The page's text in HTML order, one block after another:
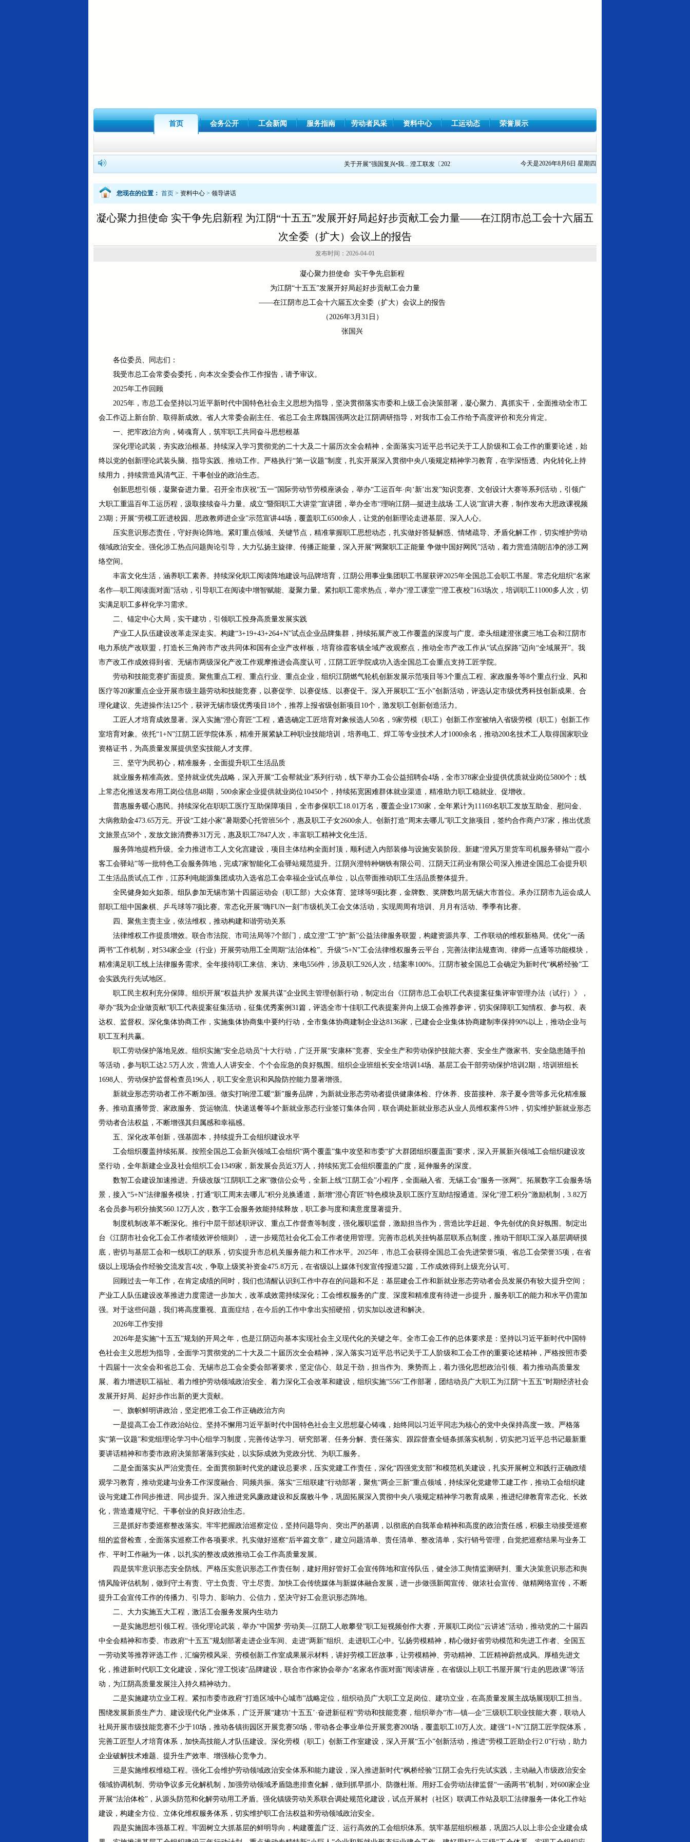
首页 会务公开 工会新闻 服务指南 劳动者风采 资料中心 工运动态 荣誉展示
关于开展“强国复兴•我... 澄工联发〔2021〕1号关... 今天是2026年8月6日 星期四
您现在的位置： 首页 > 资料中心 > 领导讲话
凝心聚力担使命 实干争先启新程 为江阴“十五五”发展开好局起好步贡献工会力量——在江阴市总工会十六届五
次全委（扩大）会议上的报告
发布时间：2026-04-01
凝心聚力担使命 实干争先启新程
为江阴“十五五”发展开好局起好步贡献工会力量
——在江阴市总工会十六届五次全委（扩大）会议上的报告
（2026年3月31日）
张国兴
各位委员、同志们：
我受市总工会常委会委托，向本次全委会作工作报告，请予审议。
2025年工作回顾
2025年，市总工会坚持以习近平新时代中国特色社会主义思想为指导，坚决贯彻落实市委和上级工会决策部署，凝心聚力、真抓实干，全面推动全市工
会工作迈上新台阶、取得新成效。省人大常委会副主任、省总工会主席魏国强两次赴江阴调研指导，对我市工会工作给予高度评价和充分肯定。
一、把牢政治方向，铸魂育人，筑牢职工共同奋斗思想根基
深化理论武装，夯实政治根基。持续深入学习贯彻党的二十大及二十届历次全会精神，全面落实习近平总书记关于工人阶级和工会工作的重要论述，始
终以党的创新理论武装头脑、指导实践、推动工作。严格执行“第一议题”制度，扎实开展深入贯彻中央八项规定精神学习教育，在学深悟透、内化转化上持
续用力，持续营造风清气正、干事创业的政治生态。
创新思想引领，凝聚奋进力量。召开全市庆祝“五一”国际劳动节劳模座谈会，举办“工运百年·向‘新’出发”知识竞赛、文创设计大赛等系列活动，引领广
大职工重温百年工运历程，汲取接续奋斗力量。成立“暨阳职工大讲堂”宣讲团，举办全市“理响江阴—挺进主战场·工人说”宣讲大赛，制作发布大思政课视频
23期；开展“劳模工匠进校园、思政教师进企业”示范宣讲44场，覆盖职工6500余人，让党的创新理论走进基层、深入人心。
压实意识形态责任，守好舆论阵地。紧盯重点领域、关键节点，精准掌握职工思想动态，扎实做好答疑解惑、情绪疏导、矛盾化解工作，切实维护劳动
领域政治安全。强化涉工热点问题舆论引导，大力弘扬主旋律、传播正能量，深入开展“网聚职工正能量 争做中国好网民”活动，着力营造清朗洁净的涉工网
络空间。
丰富文化生活，涵养职工素养。持续深化职工阅读阵地建设与品牌培育，江阴公用事业集团职工书屋获评2025年全国总工会职工书屋。常态化组织“名家
名作—职工阅读面对面”活动，引导职工在阅读中增智赋能、凝聚力量。紧扣职工需求热点，举办“澄工课堂”“澄工夜校”163场次，培训职工11000多人次，切
实满足职工多样化学习需求。
二、锚定中心大局，实干建功，引领职工投身高质量发展实践
产业工人队伍建设改革走深走实。构建“3+19+43+264+N”试点企业品牌集群，持续拓展产改工作覆盖的深度与广度。牵头组建澄张虞三地工会和江阴市
电力系统产改联盟，打造长三角跨市产改共同体和国有企业产改样板，培育徐霞客镇全域产改观察点，推动全市产改工作从“试点探路”迈向“全域展开”。我
市产改工作成效得到省、无锡市两级深化产改工作观摩推进会高度认可，江阴工匠学院成功入选全国总工会重点支持工匠学院。
劳动和技能竞赛扩面提质。聚焦重点工程、重点行业、重点企业，组织江阴燃气轮机创新发展示范项目等3个重点工程、家政服务等8个重点行业、风和
医疗等20家重点企业开展市级主题劳动和技能竞赛，以赛促学、以赛促练、以赛促干。深入开展职工“五小”创新活动，评选认定市级优秀科技创新成果、合
理化建议、先进操作法125个，获评无锡市级优秀项目18个，推荐上报省级创新项目10个，激发职工创新创造活力。
工匠人才培育成效显著。深入实施“澄心育匠”工程，遴选确定工匠培育对象候选人50名，9家劳模（职工）创新工作室被纳入省级劳模（职工）创新工作
室培育对象。依托“1+N”江阴工匠学院体系，精准开展紧缺工种职业技能培训，培养电工、焊工等专业技术人才1000余名，推动200名技术工人取得国家职业
资格证书，为高质量发展提供坚实技能人才支撑。
三、坚守为民初心，精准服务，全面提升职工生活品质
就业服务精准高效。坚持就业优先战略，深入开展“工会帮就业”系列行动，线下举办工会公益招聘会4场，全市378家企业提供优质就业岗位5800个；线
上常态化推送发布用工岗位信息48期，500余家企业提供就业岗位10450个，持续拓宽困难群体就业渠道，精准助力职工稳就业、促增收。
普惠服务暖心惠民。持续深化在职职工医疗互助保障项目，全市参保职工18.01万名，覆盖企业1730家，全年累计为11169名职工发放互助金、慰问金、
大病救助金473.65万元。开设“工娃小家”暑期爱心托管班56个，惠及职工子女2600余人。创新打造“周末去哪儿”职工文旅项目，签约合作商户37家，推出优质
文旅景点58个，发放文旅消费券31万元，惠及职工7847人次，丰富职工精神文化生活。
服务阵地提档升级。全力推进市工人文化宫建设，项目主体结构全面封顶，顺利进入内部装修与设施安装阶段。新建“澄风万里货车司机服务驿站”“霞小
客工会驿站”等一批特色工会服务阵地，完成7家智能化工会驿站规范提升。江阴兴澄特种钢铁有限公司、江阴天江药业有限公司深入推进全国总工会提升职
工生活品质试点工作，江苏利电能源集团成功入选省总工会幸福企业试点单位，以点带面推动职工生活品质整体提升。
全民健身如火如荼。组队参加无锡市第十四届运动会（职工部）大众体育、篮球等9项比赛，金牌数、奖牌数均居无锡大市首位。承办江阴市九运会成人
部职工组中国象棋、乒乓球等7项比赛。常态化开展“嗨FUN一刻”市级机关工会文体活动，实现周周有培训、月月有活动、季季有比赛。
四、聚焦主责主业，依法维权，推动构建和谐劳动关系
法律维权工作提质增效。联合市法院、市司法局等7个部门，成立澄“工”护“新”公益法律服务联盟，构建资源共享、工作联动的维权新格局。优化“一函
两书”工作机制，对534家企业（行业）开展劳动用工全周期“法治体检”。升级“5+N”工会法律维权服务云平台，完善法律法规查询、律师一点通等功能模块，
精准满足职工线上法律服务需求。全年接待职工来信、来访、来电556件，涉及职工926人次，结案率100%。江阴市被全国总工会确定为新时代“枫桥经验”工
会实践先行先试地区。
职工民主权利充分保障。组织开展“权益共护 发展共谋”企业民主管理创新行动，制定出台《江阴市总工会职工代表提案征集评审管理办法（试行）》，
举办“我为企业做贡献”职工代表提案征集活动，征集优秀案例31篇，评选全市十佳职工代表提案并向上级工会推荐参评，切实保障职工知情权、参与权、表
达权、监督权。深化集体协商工作，实施集体协商集中要约行动，全市集体协商建制企业达8136家，已建会企业集体协商建制率保持90%以上，推动企业与
职工互利共赢。
职工劳动保护落地见效。组织实施“安全总动员”十大行动，广泛开展“安康杯”竞赛、安全生产和劳动保护技能大赛、安全生产微家书、安全隐患随手拍
等活动，参与职工达2.5万人次，营造人人讲安全、个个会应急的良好氛围。组织企业班组长安全培训14场、基层工会干部劳动保护培训2期，培训班组长
1698人、劳动保护监督检查员196人，职工安全意识和风险防控能力显著增强。
新就业形态劳动者工作不断加强。做实打响澄工暖“新”服务品牌，为新就业形态劳动者提供健康体检、疗休养、疫苗接种、亲子夏令营等多元化精准服
务。推动直播带货、家政服务、货运物流、快递送餐等4个新就业形态行业签订集体合同，联合调处新就业形态从业人员维权案件53件，切实维护新就业形态
劳动者合法权益，不断增强其归属感和幸福感。
五、深化改革创新，强基固本，持续提升工会组织建设水平
工会组织覆盖持续拓展。按照全国总工会新兴领域工会组织“两个覆盖”集中攻坚和市委“扩大群团组织覆盖面”要求，深入开展新兴领域工会组织建设攻
坚行动，全年新建企业及社会组织工会1349家，新发展会员近3万人，持续拓宽工会组织覆盖的广度，延伸服务的深度。
数智工会建设加速推进。升级改版“江阴职工之家”微信公众号，全新上线“江阴工会”小程序，全面融入省、无锡工会“服务一张网”。拓展数字工会服务场
景，接入“5+N”法律服务模块，打通“职工周末去哪儿”积分兑换通道，新增“澄心育匠”特色模块及职工医疗互助结报通道。深化“澄工积分”激励机制，3.82万
名会员参与积分抽奖560.12万人次，数字工会服务效能持续释放，职工参与度和满意度显著提升。
制度机制改革不断深化。推行中层干部述职评议、重点工作督查等制度，强化履职监督，激励担当作为，营造比学赶超、争先创优的良好氛围。制定出
台《江阴市社会化工会工作者绩效评价细则》，进一步规范社会化工会工作者使用管理。完善市总机关挂钩基层联系点制度，推动干部职工深入基层调研摸
底，密切与基层工会和一线职工的联系，切实提升市总机关服务能力和工作水平。2025年，市总工会获得全国总工会先进荣誉5项、省总工会荣誉35项，在省
级以上现场会作经验交流发言4次，争取上级奖补资金475.8万元，在省级以上媒体刊发宣传报道52篇，工作成效得到上级充分认可。
回顾过去一年工作，在肯定成绩的同时，我们也清醒认识到工作中存在的问题和不足：基层建会工作和新就业形态劳动者会员发展仍有较大提升空间；
产业工人队伍建设改革推进力度需进一步加大，改革成效需持续深化；工会维权服务的广度、深度和精准度有待进一步提升，服务职工的能力和水平仍需加
强。对于这些问题，我们将高度重视、直面症结，在今后的工作中拿出实招硬招，切实加以改进和解决。
2026年工作安排
2026年是实施“十五五”规划的开局之年，也是江阴迈向基本实现社会主义现代化的关键之年。全市工会工作的总体要求是：坚持以习近平新时代中国特
色社会主义思想为指导，全面学习贯彻党的二十大及二十届历次全会精神，深入落实习近平总书记关于工人阶级和工会工作的重要论述精神，严格按照市委
十四届十一次全会和省总工会、无锡市总工会全委会部署要求，坚定信心、鼓足干劲，担当作为、乘势而上，着力强化思想政治引领、着力推动高质量发
展、着力增进职工福祉、着力维护劳动领域政治安全、着力深化工会改革和建设，组织实施“556”工作部署，团结动员广大职工为江阴“十五五”时期经济社会
发展开好局、起好步作出新的更大贡献。
一、旗帜鲜明讲政治，坚定把准工会工作正确政治方向
一是提高工会工作政治站位。坚持不懈用习近平新时代中国特色社会主义思想凝心铸魂，始终同以习近平同志为核心的党中央保持高度一致。严格落
实“第一议题”和党组理论学习中心组学习制度，完善传达学习、研究部署、任务分解、责任落实、跟踪督查全链条抓落实机制，切实把习近平总书记最新重
要讲话精神和市委市政府决策部署落到实处，以实际成效为党政分忧、为职工服务。
二是全面落实从严治党责任。全面贯彻新时代党的建设总要求，压实党建工作责任，深化“四强党支部”和模范机关建设，扎实开展树立和践行正确政绩
观学习教育，推动党建与业务工作深度融合、同频共振。落实“三组联建”行动部署，聚焦“两企三新”重点领域，持续深化党建带工建工作，推动工会组织建
设与党建工作同步推进、同步提升。深入推进党风廉政建设和反腐败斗争，巩固拓展深入贯彻中央八项规定精神学习教育成果，推进纪律教育常态化、长效
化，营造遵规守纪、干事创业的良好政治生态。
三是抓好市委巡察整改落实。牢牢把握政治巡察定位，坚持问题导向、突出严的基调，以彻底的自我革命精神和高度的政治责任感，积极主动接受巡察
组的监督检查，全面落实巡察工作各项要求。扎实做好巡察“后半篇文章”，建立问题清单、责任清单、整改清单，实行销号管理，自觉把巡察结果与业务工
作、平时工作融为一体，以扎实的整改成效推动工会工作高质量发展。
四是筑牢意识形态安全防线。严格压实意识形态工作责任制，建好用好管好工会宣传阵地和宣传队伍，健全涉工舆情监测研判、重大决策意识形态和舆
情风险评估机制，做到守土有责、守土负责、守土尽责。加快工会传统媒体与新媒体融合发展，进一步做强新闻宣传、做浓社会宣传、做精网络宣传，不断
提升工会宣传工作的传播力、引导力、影响力、公信力，坚决守好工会意识形态阵地。
二、大力实施五大工程，激活工会服务发展内生动力
一是实施思想引领工程。强化理论武装，举办“中国梦·劳动美—江阴工人敢攀登”职工短视频创作大赛，开展职工岗位“云讲述”活动，推动党的二十届四
中全会精神和市委、市政府“十五五”规划部署走进企业车间、走进“两新”组织、走进职工心中。弘扬劳模精神，精心做好省劳动模范和先进工作者、全国五
一劳动奖等推荐评选工作，汇编劳模风采、劳模创新工作室成果展示材料，讲好劳模工匠故事，让劳模精神、劳动精神、工匠精神蔚然成风。厚植先进文
化，推进新时代职工文化建设，深化“澄工悦读”品牌建设，联合市作家协会举办“名家名作面对面”阅读讲座，在省级以上职工书屋开展“行走的思政课”等活
动，为江阴高质量发展注入持久精神动力。
二是实施建功立业工程。紧扣市委市政府“打造区域中心城市”战略定位，组织动员广大职工立足岗位、建功立业，在高质量发展主战场展现职工担当。
围绕发展新质生产力、建设现代化产业体系，广泛开展“建功‘十五五’·奋进新征程”劳动和技能竞赛，组织举办“市—镇—企”三级职工职业技能大赛，联动人
社局开展市级技能竞赛不少于10场，推动各镇街园区开展竞赛50场，带动各企事业单位开展竞赛200场，覆盖职工10万人次。建强“1+N”江阴工匠学院体系，
完善工匠型人才培育体系，加快高技能人才队伍建设。深化劳模（职工）创新工作室建设，深入开展“五小”创新活动，推进“劳模工匠助企行2.0”行动，助力
企业破解技术难题、提升生产效率、增强核心竞争力。
三是实施维权维稳工程。强化工会维护劳动领域政治安全体系和能力建设，深入推进新时代“枫桥经验”江阴工会先行先试实践，主动融入市级政治安全
领域协调机制、劳动争议多元化解机制，加强劳动领域矛盾隐患排查化解，做到抓早抓小、防微杜渐。用好工会劳动法律监督“一函两书”机制，对600家企业
开展“法治体检”，从源头防范和化解劳动用工矛盾。强化镇级劳动关系联合调处规范化建设，试点开展村（社区）联调工作站及职工法律服务一体化工作站
建设，构建全方位、立体化维权服务体系，切实维护职工合法权益和劳动领域政治安全。
四是实施固本强基工程。牢固树立大抓基层的鲜明导向，构建覆盖广泛、运行高效的工会组织体系。筑牢基层组织根基，巩固25人以上非公企业建会成